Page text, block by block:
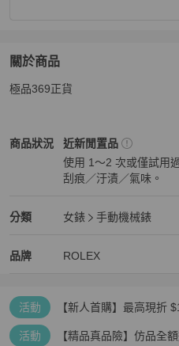
關於商品
關於勞力士
極品369正貨
商品狀況
ROLEX女錶商品狀態與細節
近新閒置品
使用 1～2 次或僅試用
刮痕／汙漬／氣味。
分類
ROLEX 女錶分類資訊
女錶
手動機械錶
品牌
ROLEX 精品女錶品牌介紹
ROLEX
ROLEX 推薦清單
活動 【新人首購】最高現折
活動 【精品真品險】仿品全